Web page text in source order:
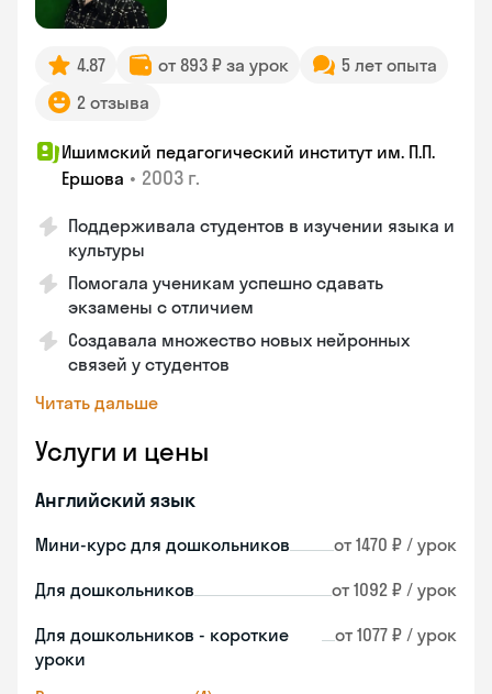
4.87 от 893 ₽ за урок
5 лет опыта
2 отзыва
Ишимский педагогический институт им. П.П.
Ершова • 2003 г.
Поддерживала студентов в изучении языка и
культуры
Помогала ученикам успешно сдавать
экзамены с отличием
Создавала множество новых нейронных
связей у студентов
Читать дальше
Услуги и цены
Английский язык
Мини-курс для дошкольников от 1470 ₽ / урок
Для дошкольников от 1092 ₽ / урок
Для дошкольников - короткие
уроки
от 1077 ₽ / урок